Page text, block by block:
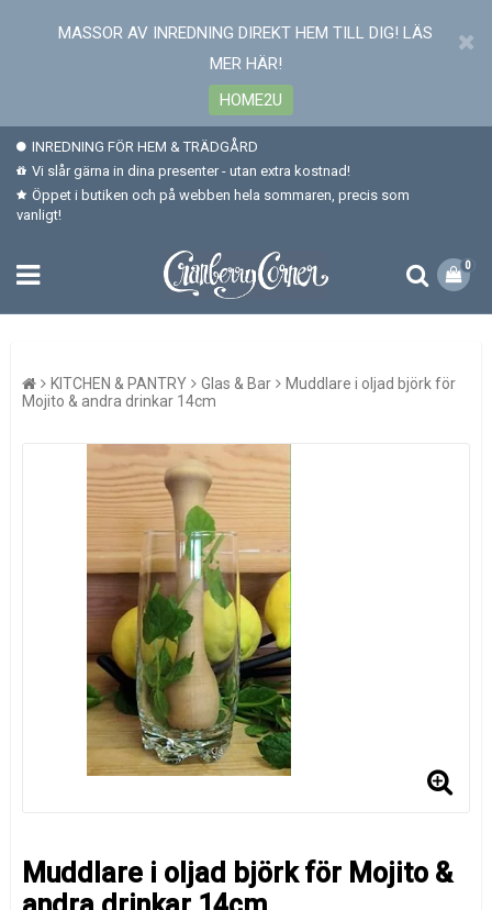
MASSOR AV INREDNING DIREKT HEM TILL DIG! LÄS
MER HÄR!
HOME2U
INREDNING FÖR HEM & TRÄDGÅRD
Vi slår gärna in dina presenter - utan extra kostnad!
Öppet i butiken och på webben hela sommaren, precis som
vanligt!
0
KITCHEN & PANTRY Glas & Bar
Muddlare i oljad björk för
Mojito & andra drinkar 14cm
Muddlare i oljad björk för Mojito &